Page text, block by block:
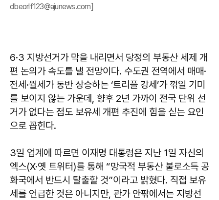
dbeorlf123@ajunews.com]
6·3 지방선거가 막을 내리면서 당정의 부동산 세제 개
편 논의가 속도를 낼 전망이다. 수도권 전역에서 매매·
전세·월세가 동반 상승하는 ‘트리플 강세’가 꺾일 기미
를 보이지 않는 가운데, 향후 2년 가까이 전국 단위 선
거가 없다는 점도 보유세 개편 추진에 힘을 싣는 요인
으로 꼽힌다.
3일 업계에 따르면 이재명 대통령은 지난 1일 자신의
엑스(X·옛 트위터)를 통해 “망국적 부동산 불로소득 공
화국에서 반드시 탈출할 것”이라고 밝혔다. 직접 보유
세를 언급한 것은 아니지만, 관가 안팎에서는 지방선